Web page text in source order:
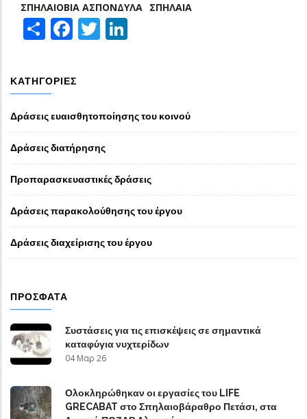
ΣΠΗΛΑΙΌΒΙΑ ΑΣΠΌΝΔΥΛΑ ΣΠΉΛΑΙΑ
ShareFacebook
Twitter
ΚΑΤΗΓΟΡΊΕΣ
Δράσεις ευαισθητοποίησης του κοινού
Δράσεις διατήρησης
Προπαρασκευαστικές δράσεις
Δράσεις παρακολούθησης του έργου
Δράσεις διαχείρισης του έργου
ΠΡΌΣΦΑΤΑ
Συστάσεις για τις επισκέψεις σε σημαντικά
καταφύγια νυχτερίδων
04 Μαρ 26
Ολοκληρώθηκαν οι εργασίες του LIFE
GRECABAT στο Σπηλαιοβάραθρο Πετάσι, στα